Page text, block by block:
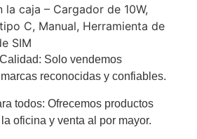
la caja – Cargador de 10W,
C, Manual, Herramienta de
SIM
Solo vendemos
reconocidas y confiables.
todos: Ofrecemos productos
oficina y venta al por mayor.